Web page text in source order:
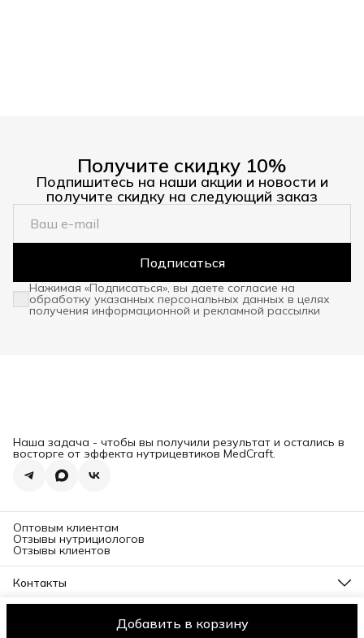
Добавить в корзину
Получите скидку 10%
Подпишитесь на наши акции и новости и
получите скидку на следующий заказ
Подписаться
Нажимая «Подписаться», вы даете согласие на
обработку указанных персональных данных в целях
получения информационной и рекламной рассылки
Наша задача - чтобы вы получили результат и остались в
восторге от эффекта нутрицевтиков MedCraft.
Оптовым клиентам
Отзывы нутрициологов
Отзывы клиентов
Контакты
Телефон
Политика обработки персональных данных